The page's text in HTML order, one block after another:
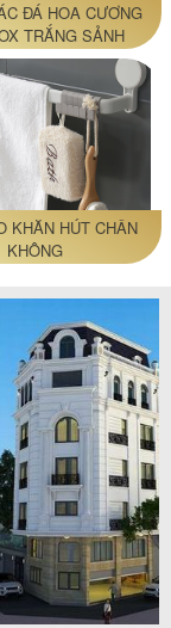
ĐÁ HOA CƯƠNG
TRẮNG SẢNH
SẠN
KHĂN HÚT CHÂN
KHÔNG